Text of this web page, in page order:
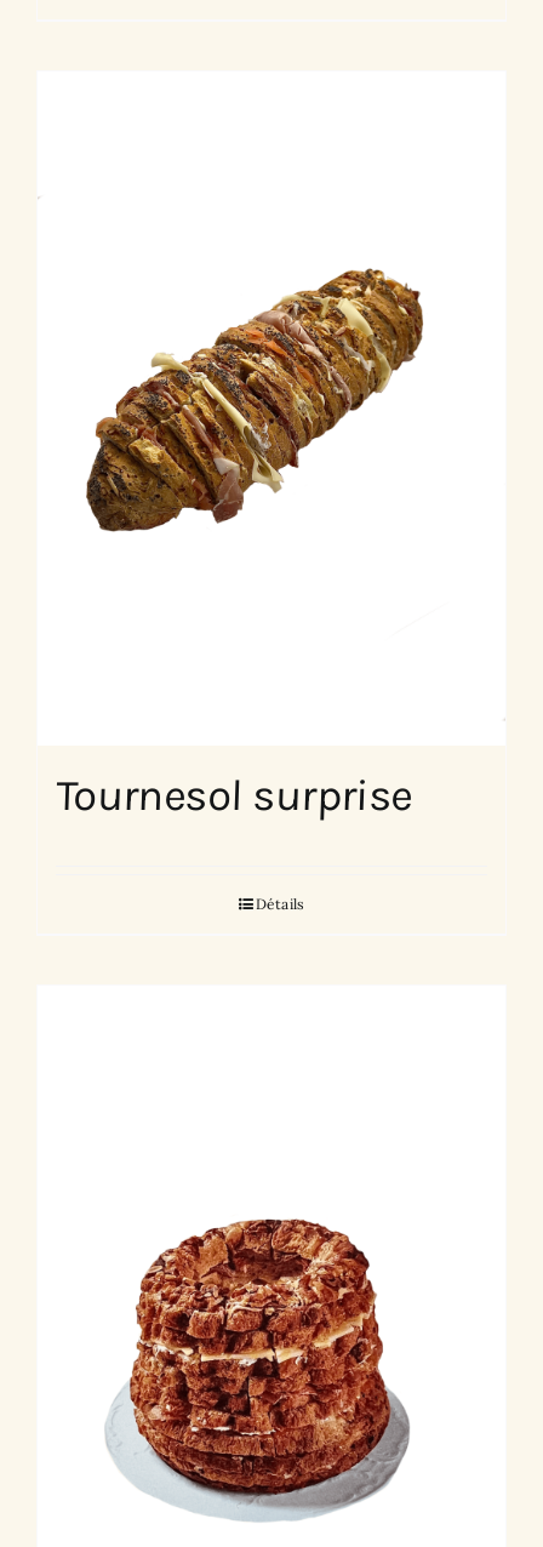
Tournesol surprise
Détails